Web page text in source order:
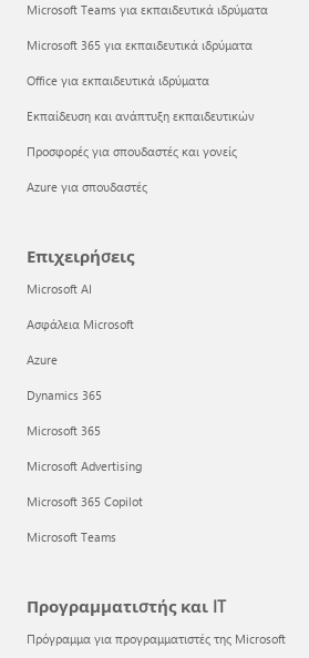
Microsoft Teams για εκπαιδευτικά ιδρύματα
Microsoft 365 για εκπαιδευτικά ιδρύματα
Office για εκπαιδευτικά ιδρύματα
Εκπαίδευση και ανάπτυξη εκπαιδευτικών
Προσφορές για σπουδαστές και γονείς
Azure για σπουδαστές
Επιχειρήσεις
Microsoft AI
Ασφάλεια Microsoft
Azure
Dynamics 365
Microsoft 365
Microsoft Advertising
Microsoft 365 Copilot
Microsoft Teams
Προγραμματιστής και IT
Πρόγραμμα για προγραμματιστές της Microsoft